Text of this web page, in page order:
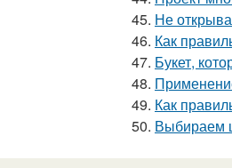
45. Не
46. Как
47. Букет,
48.
49. Как
50. Выбираем